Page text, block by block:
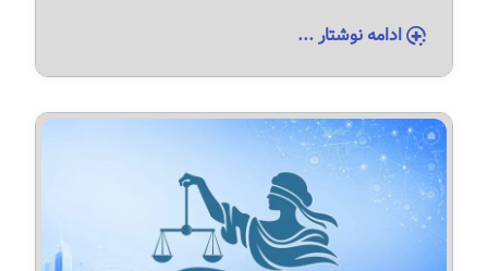
ادامه نوشتار ...